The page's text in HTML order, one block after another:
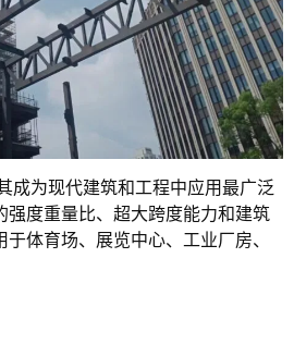
成为现代建筑和工程中应用最广泛
强度重量比、超大跨度能力和建筑
体育场、展览中心、工业厂房、